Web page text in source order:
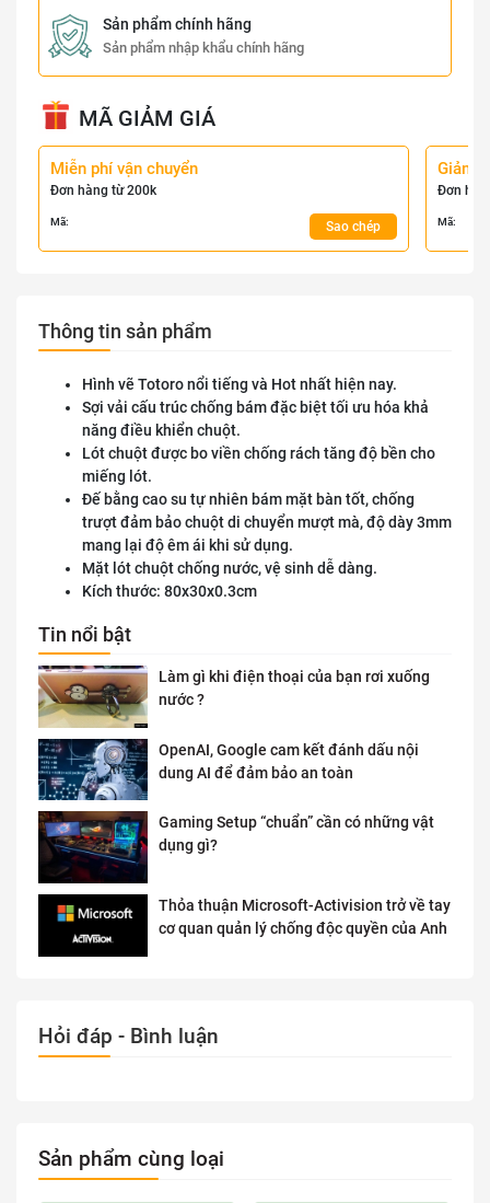
Sản phẩm chính hãng
Sản phẩm nhập khẩu chính hãng
MÃ GIẢM GIÁ
Miễn phí vận chuyển
Đơn hàng từ 200k
Mã: Sao chép
Giảm
Đơn
Mã:
Thông tin sản phẩm
Hình vẽ Totoro nổi tiếng và Hot nhất hiện nay.
Sợi vải cấu trúc chống bám đặc biệt tối ưu hóa khả
năng điều khiển chuột.
Lót chuột được bo viền chống rách tăng độ bền cho
miếng lót.
Đế bằng cao su tự nhiên bám mặt bàn tốt, chống
trượt đảm bảo chuột di chuyển mượt mà, độ dày 3mm
mang lại độ êm ái khi sử dụng.
Mặt lót chuột chống nước, vệ sinh dễ dàng.
Kích thước: 80x30x0.3cm
Tin nổi bật
Làm gì khi điện thoại của bạn rơi xuống
nước ?
OpenAI, Google cam kết đánh dấu nội
dung AI để đảm bảo an toàn
Gaming Setup “chuẩn” cần có những vật
dụng gì?
Thỏa thuận Microsoft-Activision trở về tay
cơ quan quản lý chống độc quyền của Anh
Hỏi đáp - Bình luận
Sản phẩm cùng loại